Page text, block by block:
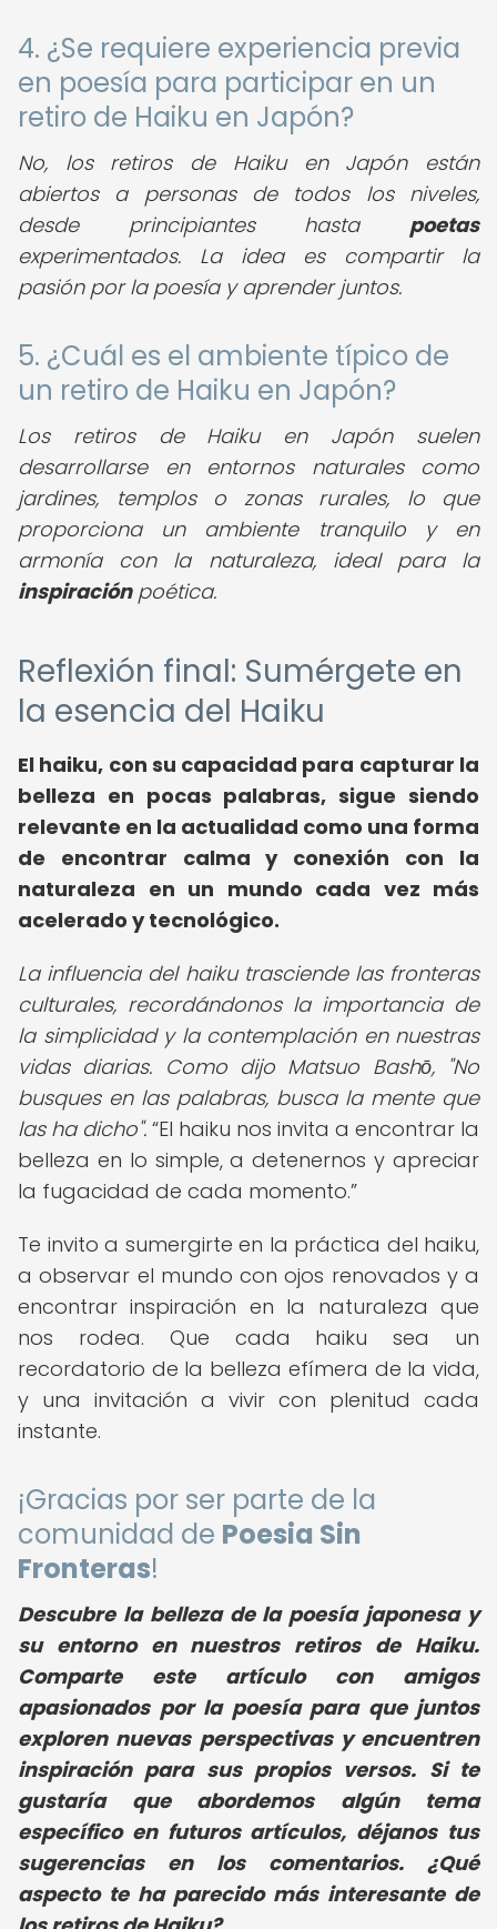
4. ¿Se requiere experiencia previa
en poesía para participar en un
retiro de Haiku en Japón?
No, los retiros de Haiku en Japón están
abiertos a personas de todos los niveles,
desde principiantes hasta poetas
experimentados. La idea es compartir la
pasión por la poesía y aprender juntos.
5. ¿Cuál es el ambiente típico de
un retiro de Haiku en Japón?
Los retiros de Haiku en Japón suelen
desarrollarse en entornos naturales como
jardines, templos o zonas rurales, lo que
proporciona un ambiente tranquilo y en
armonía con la naturaleza, ideal para la
inspiraciónpoética.
Reflexión final: Sumérgete en
la esencia del Haiku
El haiku, con su capacidad para capturar la
belleza en pocas palabras, sigue siendo
relevante en la actualidad como una forma
de encontrar calma y conexión con la
naturaleza en un mundo cada vez más
acelerado y tecnológico.
La influencia del haiku trasciende las fronteras
culturales, recordándonos la importancia de
la simplicidad y la contemplación en nuestras
vidas diarias. Como dijo Matsuo Bashō, "No
busques en las palabras, busca la mente que
las ha dicho". El haiku nos invita a encontrar la
belleza en lo simple, a detenernos y apreciar
la fugacidad de cada momento.
Te invito a sumergirte en la práctica del haiku,
a observar el mundo con ojos renovados y a
encontrar inspiración en la naturaleza que
nos rodea. Que cada haiku sea un
recordatorio de la belleza efímera de la vida,
y una invitación a vivir con plenitud cada
instante.
¡Gracias por ser parte de la
comunidad de Poesia Sin
Fronteras!
Descubre la belleza de la poesía japonesa y
su entorno en nuestros retiros de Haiku.
Comparte este artículo con amigos
apasionados por la poesía para que juntos
exploren nuevas perspectivas y encuentren
inspiración para sus propios versos. Si te
gustaría que abordemos algún tema
específico en futuros artículos, déjanos tus
sugerencias en los comentarios. ¿Qué
aspecto te ha parecido más interesante de